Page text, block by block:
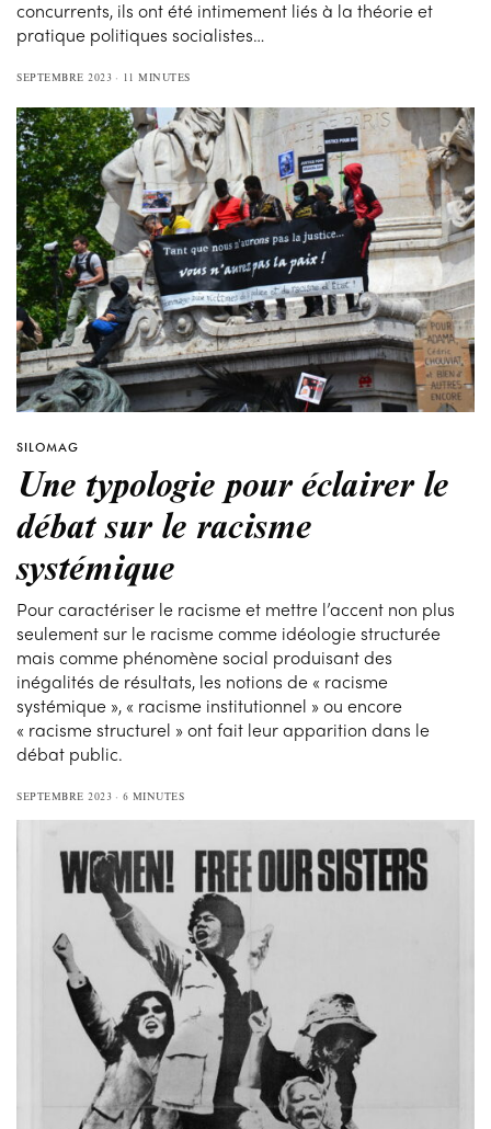
concurrents, ils ont été intimement liés à la théorie et
pratique politiques socialistes…
SEPTEMBRE 2023 11 MINUTES
SILOMAG
Une typologie pour éclairer le
débat sur le racisme
systémique
Pour caractériser le racisme et mettre l’accent non plus
seulement sur le racisme comme idéologie structurée
mais comme phénomène social produisant des
inégalités de résultats, les notions de « racisme
systémique », « racisme institutionnel » ou encore
« racisme structurel » ont fait leur apparition dans le
débat public.
SEPTEMBRE 2023 6 MINUTES